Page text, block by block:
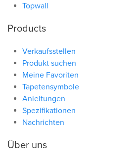
Topwall
Products
Verkaufsstellen
Produkt suchen
Meine Favoriten
Tapetensymbole
Anleitungen
Spezifikationen
Nachrichten
Über uns